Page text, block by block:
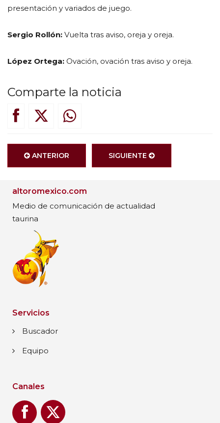
presentación y variados de juego.
Sergio Rollón: Vuelta tras aviso, oreja y oreja.
López Ortega: Ovación, ovación tras aviso y oreja.
Comparte la noticia
ANTERIOR SIGUIENTE
altoromexico.com
Medio de comunicación de actualidad
taurina
Servicios
Buscador
Equipo
Canales